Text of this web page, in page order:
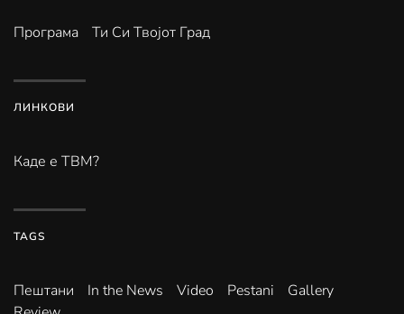
Програма Ти Си Твојот Град
ЛИНКОВИ
Каде е ТВМ?
TAGS
Пештани In the News Video Pestani
Gallery